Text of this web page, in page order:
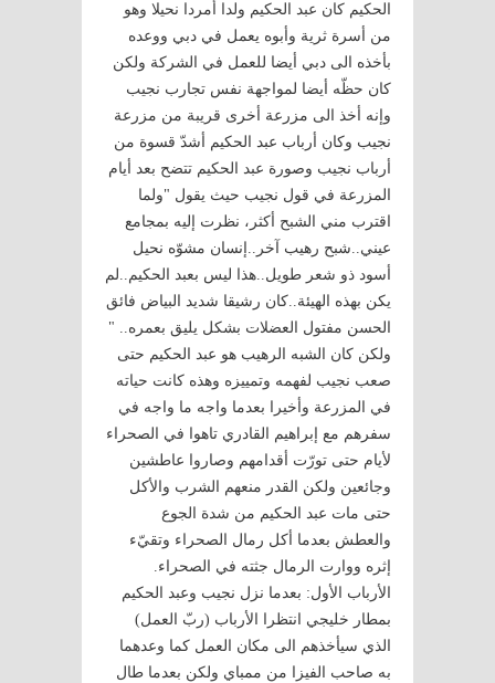
الحكيم كان عبد الحكيم ولدا أمردا نحيلا وهو
من أسرة ثرية وأبوه يعمل في دبي ووعده
بأخذه الى دبي أيضا للعمل في الشركة ولكن
كان حظّه أيضا لمواجهة نفس تجارب نجيب
وإنه أخذ الى مزرعة أخرى قريبة من مزرعة
نجيب وكان أرباب عبد الحكيم أشدّ قسوة من
أرباب نجيب وصورة عبد الحكيم تتضح بعد أيام
المزرعة في قول نجيب حيث يقول "ولما
اقترب مني الشبح أكثر، نظرت إليه بمجامع
عيني..شبح رهيب آخر..إنسان مشوّه نحيل
أسود ذو شعر طويل..هذا ليس بعبد الحكيم..لم
يكن بهذه الهيئة..كان رشيقا شديد البياض فائق
الحسن مفتول العضلات بشكل يليق بعمره.. "
ولكن كان الشبه الرهيب هو عبد الحكيم حتى
صعب نجيب لفهمه وتمييزه وهذه كانت حياته
في المزرعة وأخيرا بعدما واجه ما واجه في
سفرهم مع إبراهيم القادري تاهوا في الصحراء
لأيام حتى تورّت أقدامهم وصاروا عاطشين
وجائعين ولكن القدر منعهم الشرب والأكل
حتى مات عبد الحكيم من شدة الجوع
والعطش بعدما أكل رمال الصحراء وتقيّء
إثره ووارت الرمال جثته في الصحراء.
الأرباب الأول: بعدما نزل نجيب وعبد الحكيم
بمطار خليجي انتظرا الأرباب (ربّ العمل)
الذي سيأخذهم الى مكان العمل كما وعدهما
به صاحب الفيزا من ممباي ولكن بعدما طال